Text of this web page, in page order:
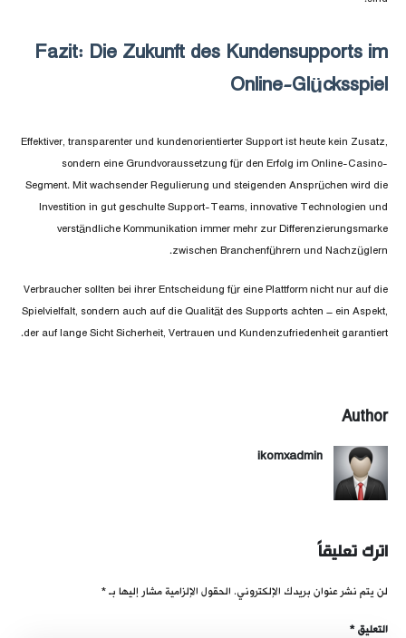
Fazit: Die Zukunft des Kundensupports im
Online-Glücksspiel
Effektiver, transparenter und kundenorientierter Support ist heute kein Zusatz,
sondern eine Grundvoraussetzung für den Erfolg im Online-Casino-
Segment. Mit wachsender Regulierung und steigenden Ansprüchen wird die
Investition in gut geschulte Support-Teams, innovative Technologien und
verständliche Kommunikation immer mehr zur Differenzierungsmarke
zwischen Branchenführern und Nachzüglern.
Verbraucher sollten bei ihrer Entscheidung für eine Plattform nicht nur auf die
Spielvielfalt, sondern auch auf die Qualität des Supports achten – ein Aspekt,
der auf lange Sicht Sicherheit, Vertrauen und Kundenzufriedenheit garantiert.
Author
ikomxadmin
اترك تعليقاً
لن يتم نشر عنوان بريدك الإلكتروني. الحقول الإلزامية مشار إليها بـ *
التعليق*